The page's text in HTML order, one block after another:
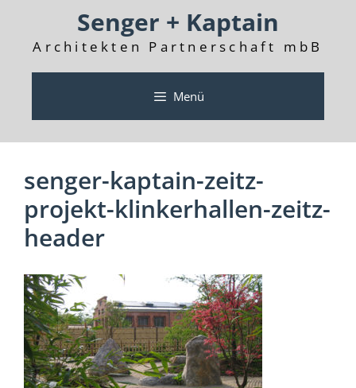
springen
Senger + Kaptain
Architekten Partnerschaft mbB
Menü
senger-kaptain-zeitz-
projekt-klinkerhallen-zeitz-
header